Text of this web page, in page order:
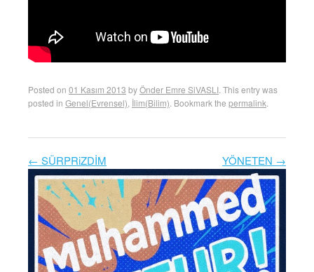
Posted on 01 Kasım 2013 byÖnder Emre SiVASLI . This entry was
posted in Genel(Evrensel) İlim(Bilim) . Bookmark the permalink
Post navigation
← SÜRPRiZDİM YÖNETEN →